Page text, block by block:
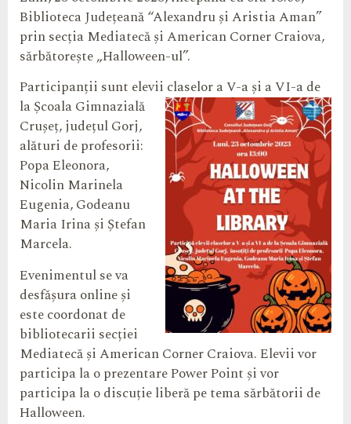
Biblioteca Județeană “Alexandru și Aristia Aman”
prin secția Mediatecă și American Corner Craiova,
sărbătorește „Halloween-ul”.
Participanții sunt elevii claselor a V-a și a VI-a de
la ȘcoalaGimnazială
Crușeț, județul Gorj,
alături de profesorii:
Popa Eleonora,
Nicolin Marinela
Eugenia, Godeanu
Maria Irina și Ștefan
Marcela.
Evenimentul se va
desfășura online și
este coordonat de
bibliotecarii secției
Mediatecă și American Corner Craiova. Elevii vor
participa la o prezentare Power Point și vor
participa la o discuție liberă pe tema sărbătorii de
Halloween.